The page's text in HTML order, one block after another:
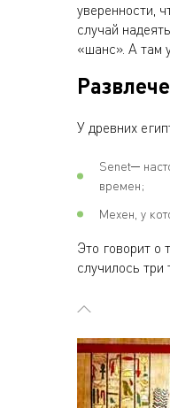
уверенности,
случай
«шанс». А там
У древних
Senet─
времен;
Мехен, у
Это говорит о
случилось